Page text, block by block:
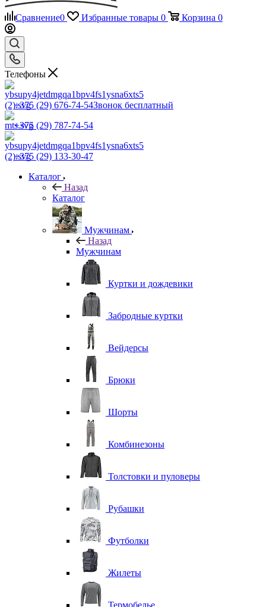
Сравнение0 Избранные товары 0 Корзина 0
Телефоны
+375 (29) 676-74-54Звонок бесплатный
+375 (29) 787-74-54
+375 (29) 133-30-47
Каталог
Назад
Каталог
Мужчинам
Назад
Мужчинам
Куртки и дождевики
Забродные куртки
Вейдерсы
Брюки
Шорты
Комбинезоны
Толстовки и пуловеры
Рубашки
Футболки
Жилеты
Термобелье